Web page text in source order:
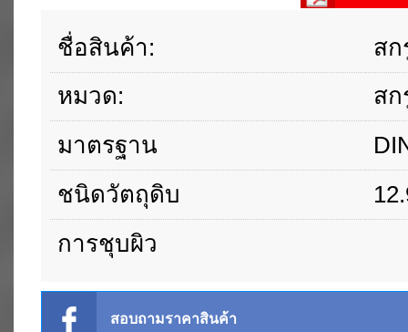
ชื่อสินค้า:
สก
หมวด:
ส
มาตรฐาน
ชนิดวัตถุดิบ
การชุบผิว
สอบถามราคาสินค้า